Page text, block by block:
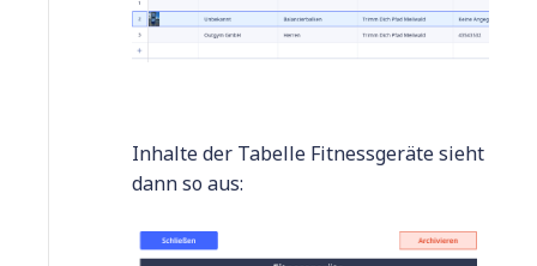
Inhalte der Tabelle Fitnessgeräte sieht
dann so aus: